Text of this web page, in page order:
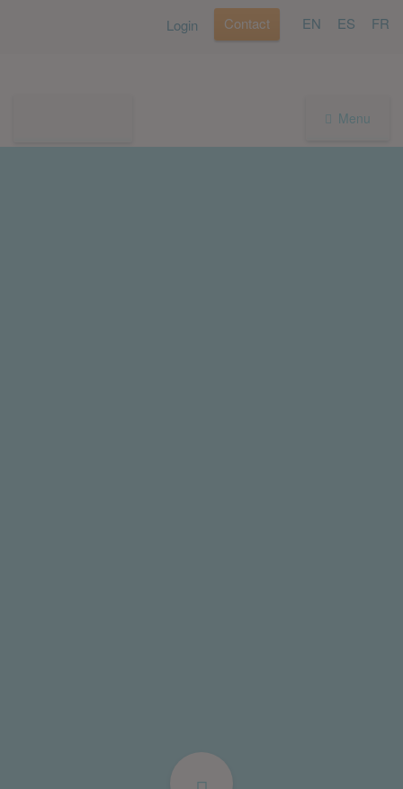
Login Contact EN ES FR
Menu